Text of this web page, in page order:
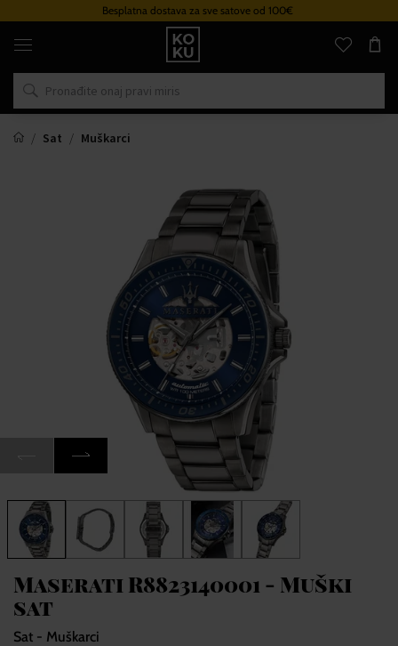
Besplatna dostava za sve satove od 100€
Originalni
parfemi
satovi
na
mjestu
Sat
Muškarci
Maserati R8823140001 - Muški
sat
Sat - Muškarci